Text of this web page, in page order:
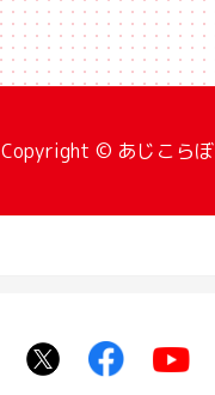
Copyright © あじこらぼ